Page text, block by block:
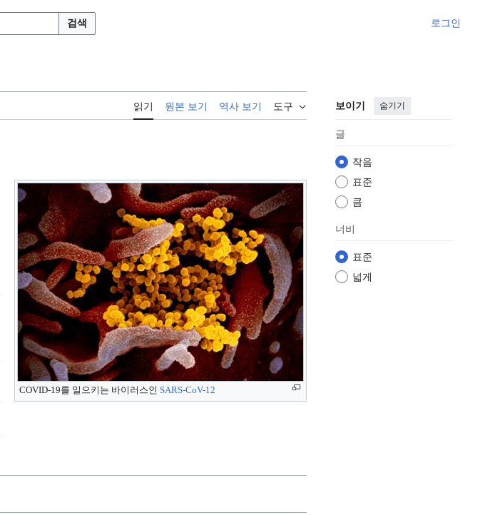
검색 로그인
읽기 원본 보기 역사 보기 도구 보이기 숨기기
글
작음
표준
큼
너비
표준
넓게
COVID-19를 일으키는 바이러스인 SARS-CoV-12